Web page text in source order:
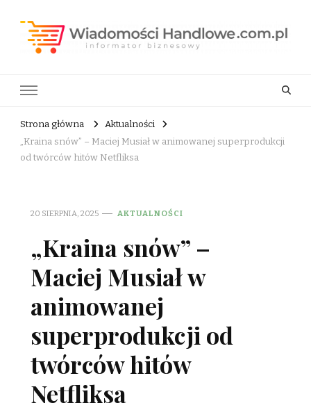
Strona główna
Aktualności
„Kraina snów” – Maciej Musiał w animowanej superprodukcji
od twórców hitów Netfliksa
20 SIERPNIA, 2025 AKTUALNOŚCI
„Kraina snów” –
Maciej Musiał w
animowanej
superprodukcji od
twórców hitów
Netfliksa